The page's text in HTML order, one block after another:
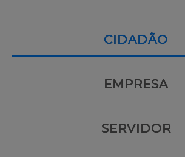
CIDADÃO
EMPRESA
SERVIDOR